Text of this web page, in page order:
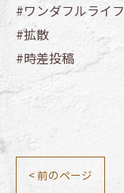
#ワンダフルライフ
#拡散
#時差投稿
< 前のページ